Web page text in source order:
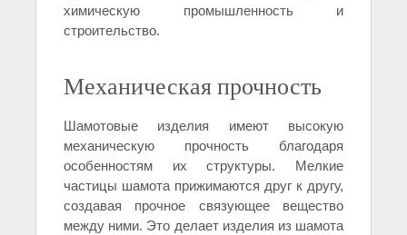
химическую промышленность и
строительство.
Механическая прочность
Шамотовые изделия имеют высокую
механическую прочность благодаря
особенностям их структуры. Мелкие
частицы шамота прижимаются друг к другу,
создавая прочное связующее вещество
между ними. Это делает изделия из шамота